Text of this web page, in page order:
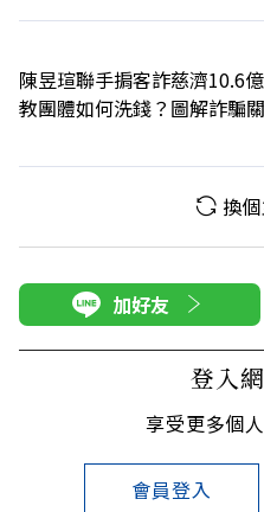
陳昱瑄聯手掮客詐慈濟10.6
教團體如何洗錢？圖解詐騙
換
加好友
登入
享受更多個
會員登入